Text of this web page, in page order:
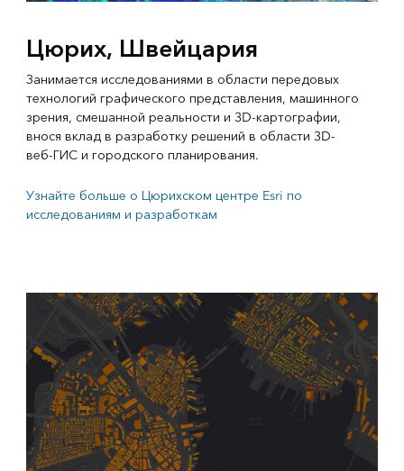
Цюрих, Швейцария
Занимается исследованиями в области передовых
технологий графического представления, машинного
зрения, смешанной реальности и 3D-картографии,
внося вклад в разработку решений в области 3D-
веб-ГИС и городского планирования.
Узнайте больше о Цюрихском центре Esri по
исследованиям и разработкам